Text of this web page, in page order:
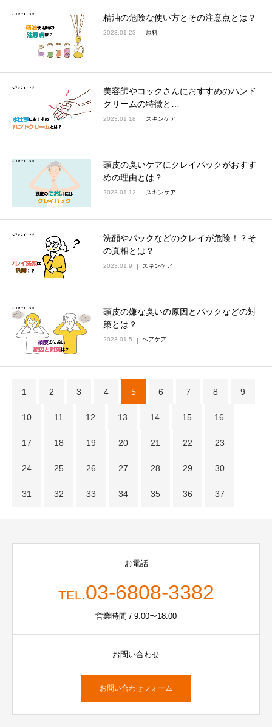
精油の危険な使い方とその注意点とは？
2023.01.23 原料
美容師やコックさんにおすすめのハンド
クリームの特徴と…
2023.01.18 スキンケア
頭皮の臭いケアにクレイパックがおすす
めの理由とは？
2023.01.12 スキンケア
洗顔やパックなどのクレイが危険！？そ
の真相とは？
2023.01.9 スキンケア
頭皮の嫌な臭いの原因とパックなどの対
策とは？
2023.01.5 ヘアケア
1 2 3 4 5 6 7 8 9
10 11 12 13 14 15 16
17 18 19 20 21 22 23
24 25 26 27 28 29 30
31 32 33 34 35 36 37
お電話
TEL.03-6808-3382
営業時間 / 9:00〜18:00
お問い合わせ
お問い合わせフォーム